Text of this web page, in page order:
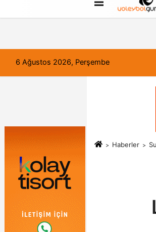
FORUM
6 Ağustos 2026, Perşembe
Haberler